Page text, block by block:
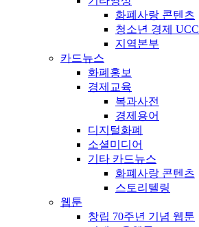
화폐사랑 콘텐츠
청소년 경제 UCC
지역본부
카드뉴스
화폐홍보
경제교육
복과사전
경제용어
디지털화폐
소셜미디어
기타 카드뉴스
화폐사랑 콘텐츠
스토리텔링
웹툰
창립 70주년 기념 웹툰